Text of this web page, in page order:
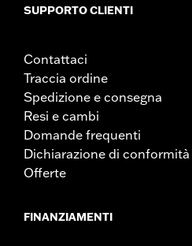
SUPPORTO CLIENTI
Contattaci
Traccia ordine
Spedizione e consegna
Resi e cambi
Domande frequenti
Dichiarazione di conformità
Offerte
FINANZIAMENTI